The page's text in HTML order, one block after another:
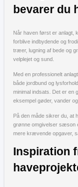
bevarer du
Når haven først er anlagt,
forblive indbydende og
træer, lugning af bede og
velplejet og sund.
Med en professionelt
både jordbund og
minimal indsats. Det er en
eksempel gøder, vander
På den måde sikrer du, at
grønne omgivelser sæson
mere krævende opgaver,
Inspiration